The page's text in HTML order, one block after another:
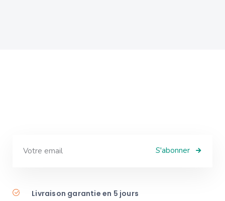
S'abonner
Livraison garantie en 5 jours